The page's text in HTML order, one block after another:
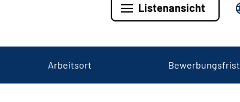
Listenansicht
Arbeitsort Bewerbungsfrist